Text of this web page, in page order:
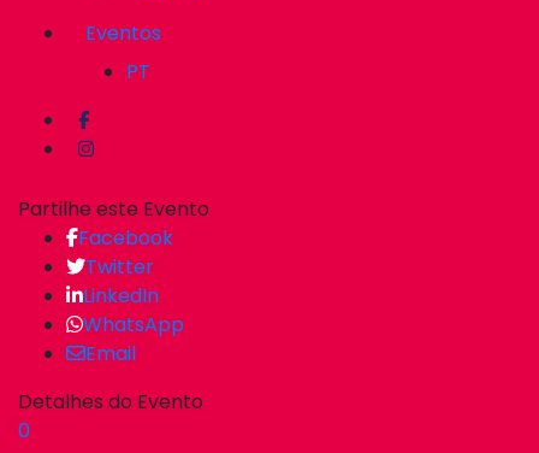
Eventos
PT
Partilhe este Evento
Facebook
Twitter
LinkedIn
WhatsApp
Email
Detalhes do Evento
0